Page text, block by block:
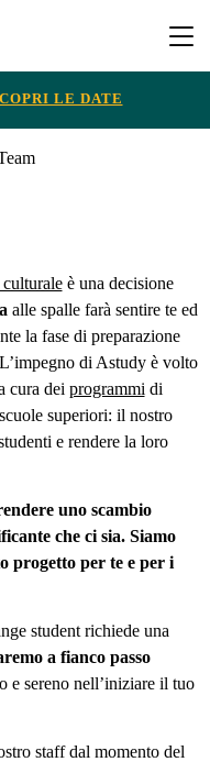
LE DATE
è una decisione
alle spalle farà sentire te ed
la fase di preparazione
di Astudy è volto
cura dei programmi di
superiori: il nostro
e rendere la loro
uno scambio
che ci sia. Siamo
progetto per te e per i
student richiede una
a fianco passo
e sereno nell’iniziare il tuo
staff dal momento del